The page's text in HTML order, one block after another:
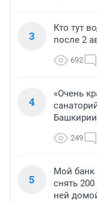
3
Кто тут
после 2
692
4
«Очень
249
5
Мой банк
снять
ней